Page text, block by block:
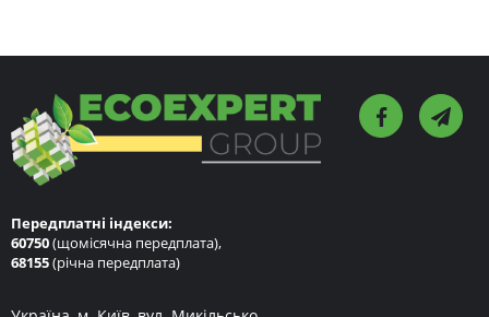
Передплатні індекси:
60750(щомісячна передплата),
68155(річна передплата)